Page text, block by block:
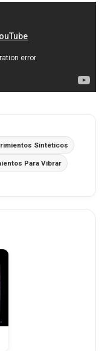
Sintéticos
Para Vibrar